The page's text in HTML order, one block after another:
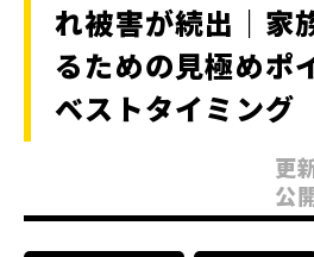
れ被害が続出｜家
るための見極めポ
ベストタイミング
更
公